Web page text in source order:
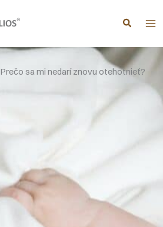
Prečo sa mi nedarí znovu otehotnieť?